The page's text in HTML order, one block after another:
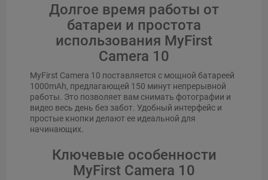
Долгое время работы от
батареи и простота
использования MyFirst
Camera 10
MyFirst Camera 10 поставляется с мощной батареей
1000mAh, предлагающей 150 минут непрерывной
работы. Это позволяет вам снимать фотографии и
видео весь день без забот. Удобный интерфейс и
простые кнопки делают ее идеальной для
начинающих.
Ключевые особенности
MyFirst Camera 10